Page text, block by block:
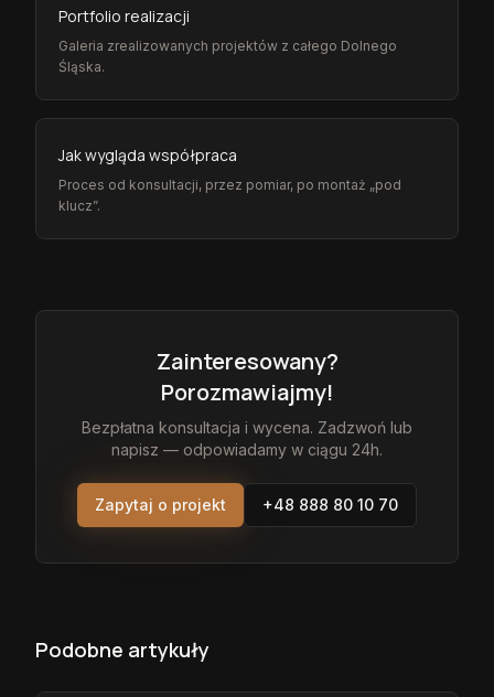
Portfolio realizacji
Galeria zrealizowanych projektów z całego Dolnego
Śląska.
Jak wygląda współpraca
Proces od konsultacji, przez pomiar, po montaż „pod
klucz”.
Zainteresowany?
Porozmawiajmy!
Bezpłatna konsultacja i wycena. Zadzwoń lub
napisz — odpowiadamy w ciągu 24h.
Zapytaj o projekt +48 888 80 10 70
Podobne artykuły